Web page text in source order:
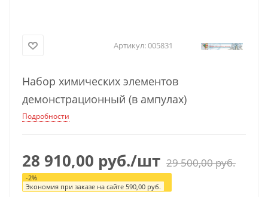
Артикул:005831
Набор химических элементов
демонстрационный (в ампулах)
Подробности
28 910,00 руб./шт 29 500,00руб.
-2%
Экономия при заказе на сайте 590,00 руб.